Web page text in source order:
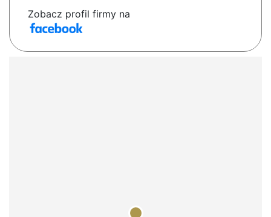
Zobacz profil firmy na